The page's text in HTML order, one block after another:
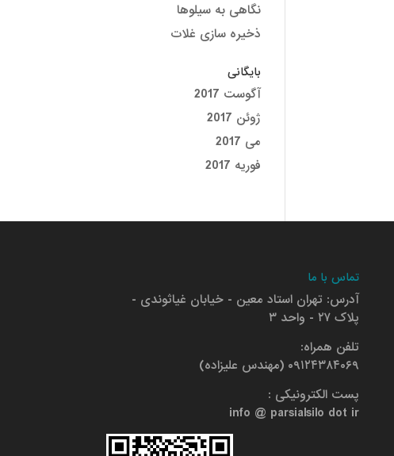
نگاهی به سیلوها
ذخیره سازی غلات
بایگانی
آگوست 2017
ژوئن 2017
می 2017
فوریه 2017
تماس با ما
آدرس: تهران استاد معین - خیابان غیاثوندی -
پلاک ۲۷ - واحد ۳
تلفن همراه:
۰۹۱۲۴۳۸۴۰۶۹ (مهندس علیزاده)
پست الکترونیکی :
info @ parsialsilo dot ir